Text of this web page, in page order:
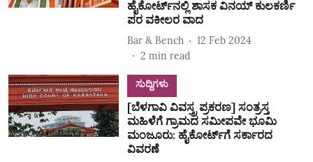
ಹೈಕೋರ್ಟ್‌ನಲ್ಲಿ ಶಾಸಕ ವಿನಯ್‌ ಕುಲಕರ್ಣಿ
ಪರ ವಕೀಲರ ವಾದ
Bar & Bench
12 Feb 2024
2 min read
ಸುದ್ದಿಗಳು
[ಬೆಳಗಾವಿ ವಿವಸ್ತ್ರ ಪ್ರಕರಣ] ಸಂತ್ರಸ್ತ
ಮಹಿಳೆಗೆ ಗ್ರಾಮದ ಸಮೀಪವೇ ಭೂಮಿ
ಮಂಜೂರು: ಹೈಕೋರ್ಟ್‌ಗೆ ಸರ್ಕಾರದ
ವಿವರಣೆ